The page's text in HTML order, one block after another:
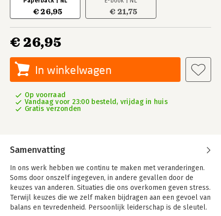
€ 26,95 € 21,75
€ 26,95
In winkelwagen
Op voorraad
Vandaag voor 23:00 besteld, vrijdag in huis
Gratis verzonden
Samenvatting
In ons werk hebben we continu te maken met veranderingen.
Soms door onszelf ingegeven, in andere gevallen door de
keuzes van anderen. Situaties die ons overkomen geven stress.
Terwijl keuzes die we zelf maken bijdragen aan een gevoel van
balans en tevredenheid. Persoonlijk leiderschap is de sleutel.